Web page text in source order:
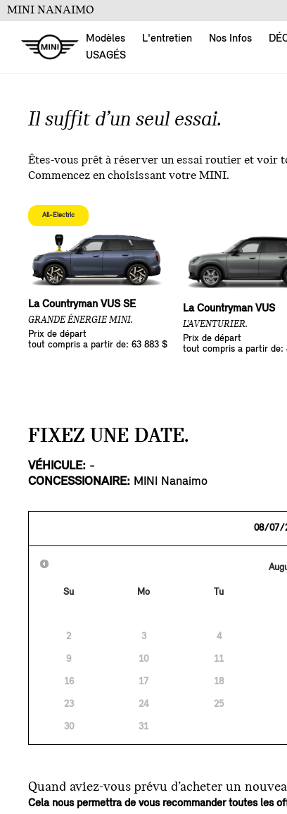
MINI NANAIMO
Modèles L'entretien Nos Infos
USAGÉS
Il suffit d’un seul essai.
Êtes-vous prêt à réserver un essai routier et voir
Commencez en choisissant votre MINI.
All-Electric
La Countryman VUS SE
GRANDE ÉNERGIE MINI.
Prix de départ
tout compris a partir de: 63 883 $
La Countryman VUS
L’AVENTURIER.
Prix de départ
tout compris a partir de:
FIXEZ UNE DATE.
VÉHICULE: -
CONCESSIONAIRE: MINI Nanaimo
Su Mo Tu
2 3 4
9 10 11
16 17 18
23 24 25
30 31
Quand aviez-vous prévu d’acheter un
Cela nous permettra de vous recommander toutes les